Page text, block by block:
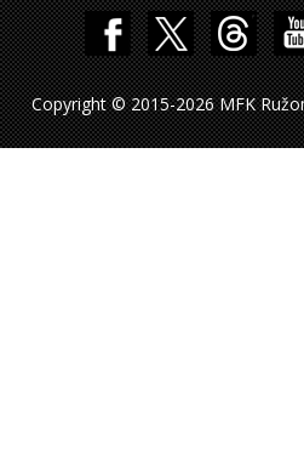
Copyright © 2015-2026 MFK